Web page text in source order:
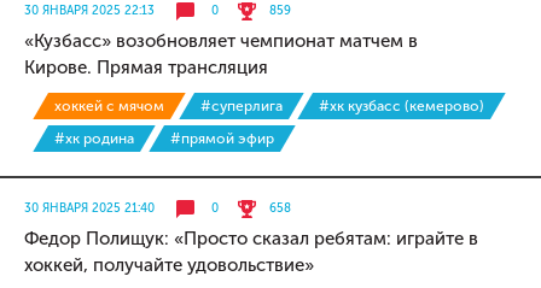
30 ЯНВАРЯ 2025 22:13 0 859
«Кузбасс» возобновляет чемпионат матчем в
Кирове. Прямая трансляция
хоккей с мячом #суперлига
#хк кузбасс (кемерово)
#хк родина
#прямой эфир
30 ЯНВАРЯ 2025 21:40 0 658
Федор Полищук: «Просто сказал ребятам: играйте в
хоккей, получайте удовольствие»